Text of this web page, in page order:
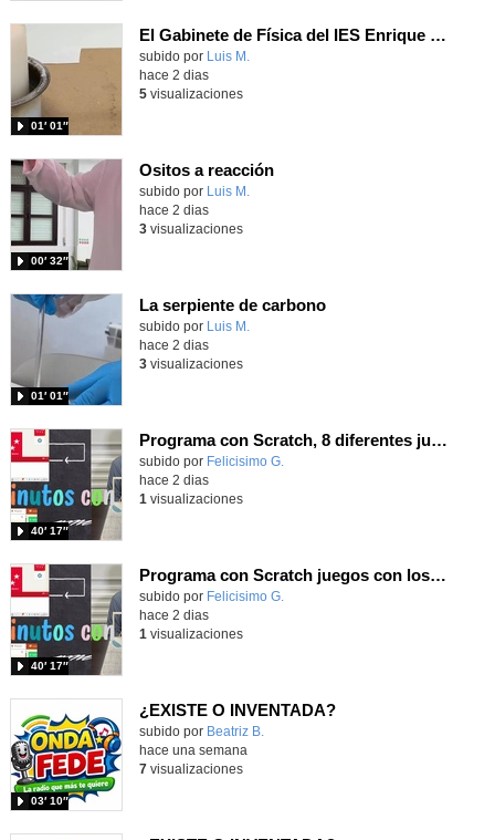
El Gabinete de Física del IES Enrique Tierno Galván de Parla (Curso 25-26)
Contenido educativo.
subido por Luis M.
01′ 01″
hace 2 dias
5visualizaciones
Ositos a reacción
Contenido educativo.
subido por Luis M.
00′ 32″
hace 2 dias
3visualizaciones
La serpiente de carbono
Contenido educativo.
subido por Luis M.
01′ 01″
hace 2 dias
3visualizaciones
Programa con Scratch, 8 diferentes juegos para vivir la emoción de los partidos de España en el mundial 2026
Contenido educativo.
subido por Felicisimo G.
40′ 17″
hace 2 dias
1 visualizaciones
Programa con Scratch juegos con los partidos del mundial 2026 ganados por España
Contenido educativo.
subido por Felicisimo G.
40′ 17″
hace 2 dias
1 visualizaciones
¿EXISTE O INVENTADA?
Contenido educativo.
subido por Beatriz B.
03′ 10″
hace una semana
7visualizaciones